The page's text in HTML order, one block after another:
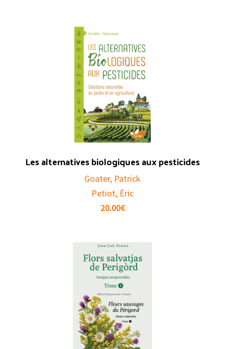
Les alternatives biologiques aux pesticides
Goater, Patrick
Petiot, Éric
20.00€